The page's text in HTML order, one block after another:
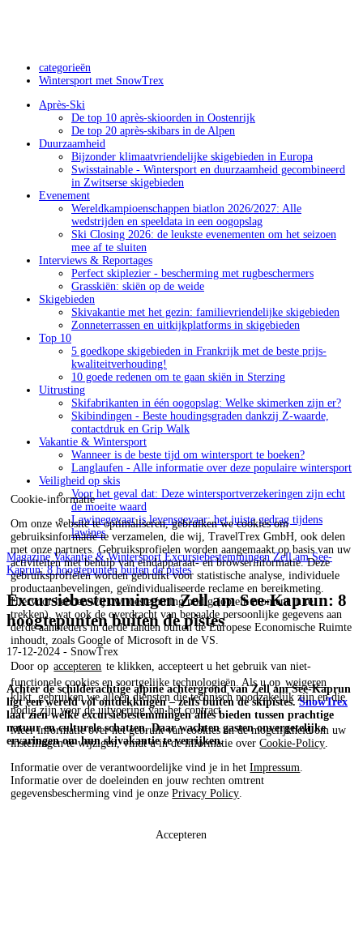
Cookie-informatie
Om onze website te optimaliseren, gebruiken we cookies om
gebruiksinformatie te verzamelen, die wij, TravelTrex GmbH, ook delen
met onze partners. Gebruiksprofielen worden aangemaakt op basis van uw
activiteiten met behulp van eindapparaat- en browserinformatie. Deze
gebruiksprofielen worden gebruikt voor statistische analyse, individuele
productaanbevelingen, geïndividualiseerde reclame en bereikmeting.
Hiervoor hebben wij uw toestemming nodig (op elk moment in te
trekken), wat ook de overdracht van bepaalde persoonlijke gegevens aan
derde aanbieders in derde landen buiten de Europese Economische Ruimte
inhoudt, zoals Google of Microsoft in de VS.
Door op accepteren te klikken, accepteert u het gebruik van niet-
functionele cookies en soortgelijke technologieën. Als u op weigeren
klikt, gebruiken we alleen diensten die technisch noodzakelijk zijn en die
nodig zijn voor de uitvoering van het contract.
Meer informatie over het gebruik van cookies en de mogelijkheid om uw
instellingen te wijzigen, vindt u in de informatie overCookie-Policy
Informatie over de verantwoordelijke vind je in hetImpressum
Informatie over de doeleinden en jouw rechten omtrent
gegevensbescherming vind je onzePrivacy Policy
Accepteren
categorieën
Wintersport met SnowTrex
Après-Ski
De top 10 après-skioorden in Oostenrijk
De top 20 après-skibars in de Alpen
Duurzaamheid
Bijzonder klimaatvriendelijke skigebieden in Europa
Swisstainable - Wintersport en duurzaamheid gecombineerd
in Zwitserse skigebieden
Evenement
Wereldkampioenschappen biatlon 2026/2027: Alle
wedstrijden en speeldata in een oogopslag
Ski Closing 2026: de leukste evenementen om het seizoen
mee af te sluiten
Interviews & Reportages
Perfect skiplezier - bescherming met rugbeschermers
Grasskiën: skiën op de weide
Skigebieden
Skivakantie met het gezin: familievriendelijke skigebieden
Zonneterrassen en uitkijkplatforms in skigebieden
Top 10
5 goedkope skigebieden in Frankrijk met de beste prijs-
kwaliteitverhouding!
10 goede redenen om te gaan skiën in Sterzing
Uitrusting
Skifabrikanten in één oogopslag: Welke skimerken zijn er?
Skibindingen - Beste houdingsgraden dankzij Z-waarde,
contactdruk en Grip Walk
Vakantie & Wintersport
Wanneer is de beste tijd om wintersport te boeken?
Langlaufen - Alle informatie over deze populaire wintersport
Veiligheid op skis
Voor het geval dat: Deze wintersportverzekeringen zijn echt
de moeite waard
Lawinegevaar is levensgevaar: het juiste gedrag tijdens
lawines
MagazineVakantie & WintersportExcursiebestemmingen Zell am See-
Kaprun: 8 hoogtepunten buiten de pistes
Excursiebestemmingen Zell am See-Kaprun: 8
hoogtepunten buiten de pistes
17-12-2024 - SnowTrex
Achter de schilderachtige alpine achtergrond van Zell am See-Kaprun
ligt een wereld vol ontdekkingen – zelfs buiten de skipistes.SnowTrex
laat zien welke excursiebestemmingen alles bieden tussen prachtige
natuur en culturele schatten. Daar wachten gasten onvergetelijke
ervaringen om hun skivakantie te verrijken.